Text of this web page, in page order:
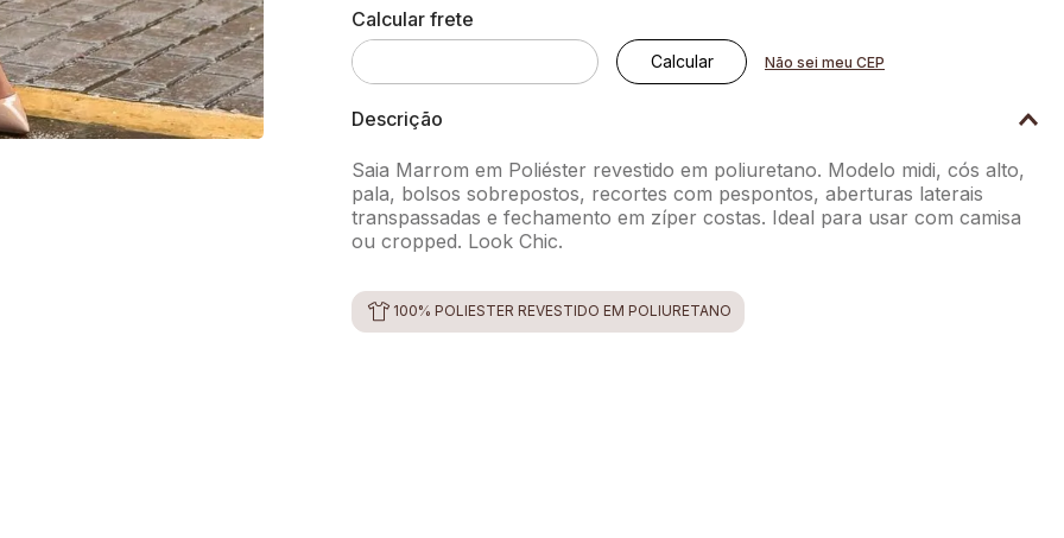
Não sei meu CEP
Descrição
Saia Marrom em Poliéster revestido em poliuretano. Modelo midi, cós alto,
pala, bolsos sobrepostos, recortes com pespontos, aberturas laterais
transpassadas e fechamento em zíper costas. Ideal para usar com camisa
ou cropped. Look Chic.
100% POLIÉSTER REVESTIDO EM POLIURETANO